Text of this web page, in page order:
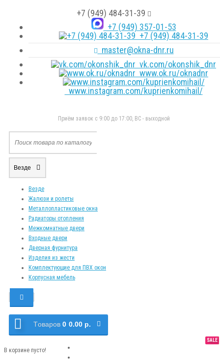
+7 (949) 484-31-39
+7 (949) 357-01-53
+7 (949) 484-31-39
master@okna-dnr.ru
vk.com/okonshik_dnr
www.ok.ru/oknadnr
www.instagram.com/kuprienkomihail/
Приём заявок с 9:00 до 17:00, ВС - выходной
Везде
Везде
Жалюзи и ролеты
Металлопластиковые окна
Радиаторы отопления
Межкомнатные двери
Входные двери
Дверная фурнитура
Изделия из жести
Комплектующие для ПВХ окон
Корпусная мебель
Tоваров 0 0.00 р.
В корзине пусто!
NEW
TOP
SALE